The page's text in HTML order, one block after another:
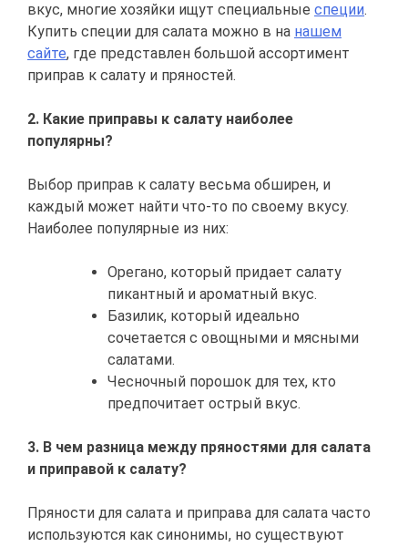
вкус, многие хозяйки ищут специальные специи.
Купить специи для салата можно в на нашем
сайте, где представлен большой ассортимент
приправ к салату и пряностей.
2. Какие приправы к салату наиболее
популярны?
Выбор приправ к салату весьма обширен, и
каждый может найти что-то по своему вкусу.
Наиболее популярные из них:
Орегано, который придает салату
пикантный и ароматный вкус.
Базилик, который идеально
сочетается с овощными и мясными
салатами.
Чесночный порошок для тех, кто
предпочитает острый вкус.
3. В чем разница между пряностями для салата
и приправой к салату?
Пряности для салата и приправа для салата часто
используются как синонимы, но существуют